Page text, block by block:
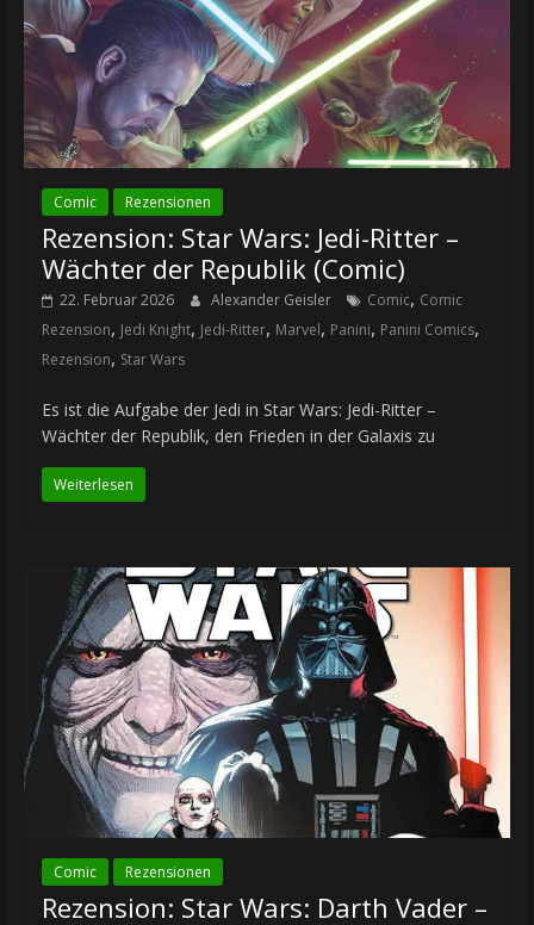
Comic Rezensionen
Rezension: Star Wars: Jedi-Ritter –
Wächter der Republik (Comic)
22. Februar 2026 Alexander Geisler Comic, Comic
Rezension, Jedi Knight, Jedi-Ritter, Marvel, Panini, Panini Comics,
Rezension, Star Wars
Es ist die Aufgabe der Jedi in Star Wars: Jedi-Ritter –
Wächter der Republik, den Frieden in der Galaxis zu
Weiterlesen
Comic Rezensionen
Rezension: Star Wars: Darth Vader –